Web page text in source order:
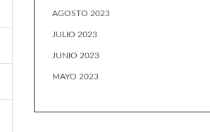
AGOSTO 2023
JULIO 2023
JUNIO 2023
MAYO 2023